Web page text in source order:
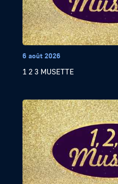
6 août 2026
1 2 3 MUSETTE